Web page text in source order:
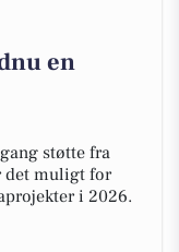
en
støtte fra
det muligt for
i 2026.